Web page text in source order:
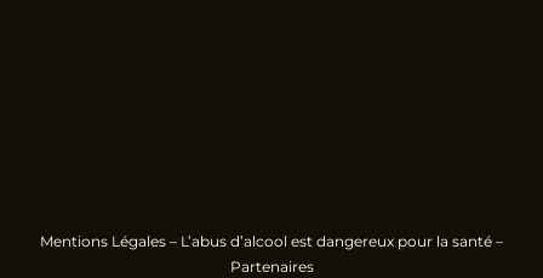
Mentions Légales – L’abus d’alcool est dangereux pour la santé –
Partenaires